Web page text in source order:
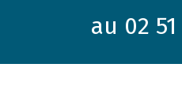
au 02 51